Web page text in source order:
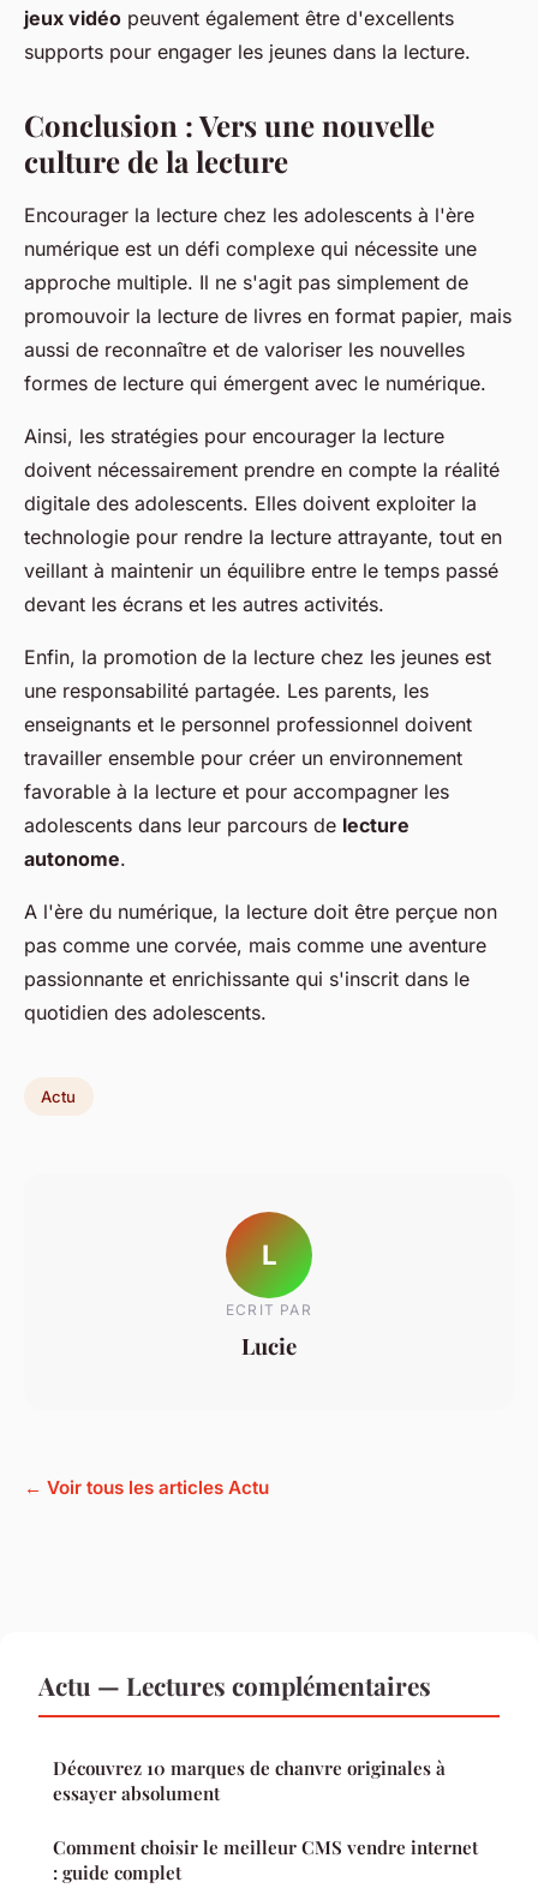
jeux vidéo peuvent également être d'excellents
supports pour engager les jeunes dans la lecture.
Conclusion : Vers une nouvelle
culture de la lecture
Encourager la lecture chez les adolescents à l'ère
numérique est un défi complexe qui nécessite une
approche multiple. Il ne s'agit pas simplement de
promouvoir la lecture de livres en format papier, mais
aussi de reconnaître et de valoriser les nouvelles
formes de lecture qui émergent avec le numérique.
Ainsi, les stratégies pour encourager la lecture
doivent nécessairement prendre en compte la réalité
digitale des adolescents. Elles doivent exploiter la
technologie pour rendre la lecture attrayante, tout en
veillant à maintenir un équilibre entre le temps passé
devant les écrans et les autres activités.
Enfin, la promotion de la lecture chez les jeunes est
une responsabilité partagée. Les parents, les
enseignants et le personnel professionnel doivent
travailler ensemble pour créer un environnement
favorable à la lecture et pour accompagner les
adolescents dans leur parcours de lecture
autonome.
A l'ère du numérique, la lecture doit être perçue non
pas comme une corvée, mais comme une aventure
passionnante et enrichissante qui s'inscrit dans le
quotidien des adolescents.
Actu
L
ECRIT PAR
Lucie
← Voir tous les articles Actu
Actu — Lectures complémentaires
Découvrez 10 marques de chanvre originales à
essayer absolument
Comment choisir le meilleur CMS vendre internet
: guide complet